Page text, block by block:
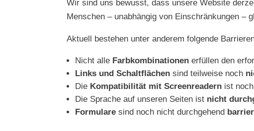
Wir sind uns bewusst, dass unsere Website
Menschen – unabhängig von Einschränkungen –
Aktuell bestehen unter anderem folgende
Nicht alle Farbkombinationen erfüllen den
Links und Schaltflächen sind teilweise noch
Die Kompatibilität mit Screenreadern ist
Die Sprache auf unseren Seiten ist nicht
Formulare sind noch nicht durchgehend